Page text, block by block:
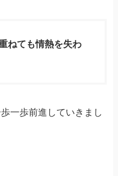
ねても情熱を失わ
一歩前進していきまし